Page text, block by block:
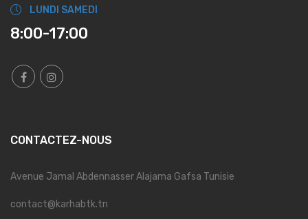
LUNDI SAMEDI
8:00-17:00
CONTACTEZ-NOUS
Avenue Jamal Abdennasser Alajama Gafsa Tunisie
contact@karhabtk.tn